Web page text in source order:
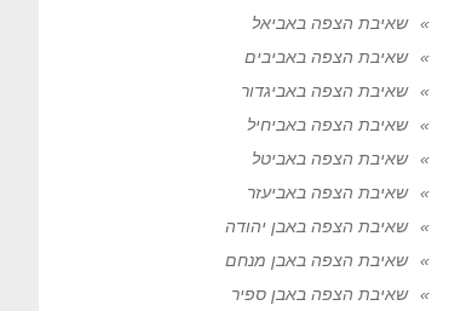
שאיבת הצפה באביאל
שאיבת הצפה באביבים
שאיבת הצפה באביגדור
שאיבת הצפה באביחיל
שאיבת הצפה באביטל
שאיבת הצפה באביעזר
שאיבת הצפה באבן יהודה
שאיבת הצפה באבן מנחם
שאיבת הצפה באבן ספיר